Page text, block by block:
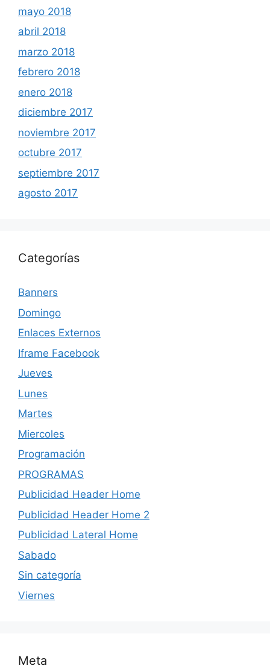
mayo 2018
abril 2018
marzo 2018
febrero 2018
enero 2018
diciembre 2017
noviembre 2017
octubre 2017
septiembre 2017
agosto 2017
Categorías
Banners
Domingo
Enlaces Externos
Iframe Facebook
Jueves
Lunes
Martes
Miercoles
Programación
PROGRAMAS
Publicidad Header Home
Publicidad Header Home 2
Publicidad Lateral Home
Sabado
Sin categoría
Viernes
Meta